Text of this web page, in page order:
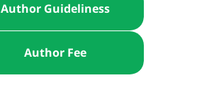
Author Guideliness
Author Fee